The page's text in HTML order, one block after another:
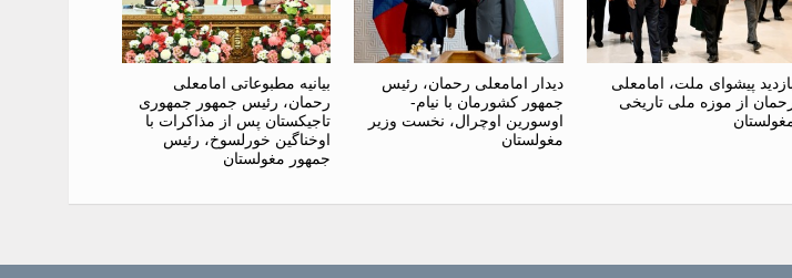
پیشوای ملت، امامعلی
از موزه ملی تاریخی
دیدار امامعلی رحمان، رئیس
جمهور کشورمان با نیام-
اوسورین اوچرال، نخست وزیر
مغولستان
بیانیه مطبوعاتی امامعلی
رحمان، رئیس جمهور جمهوری
تاجیکستان پس از مذاکرات با
اوخناگین خورلسوخ، رئیس
جمهور مغولستان